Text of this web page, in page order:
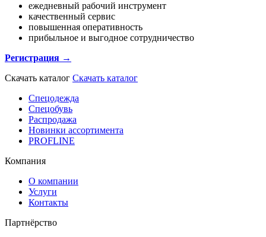
ежедневный рабочий инструмент
качественный сервис
повышенная оперативность
прибыльное и выгодное сотрудничество
Регистрация →
Скачать каталог Скачать каталог
Спецодежда
Спецобувь
Распродажа
Новинки ассортимента
PROFLINE
Компания
О компании
Услуги
Контакты
Партнёрство